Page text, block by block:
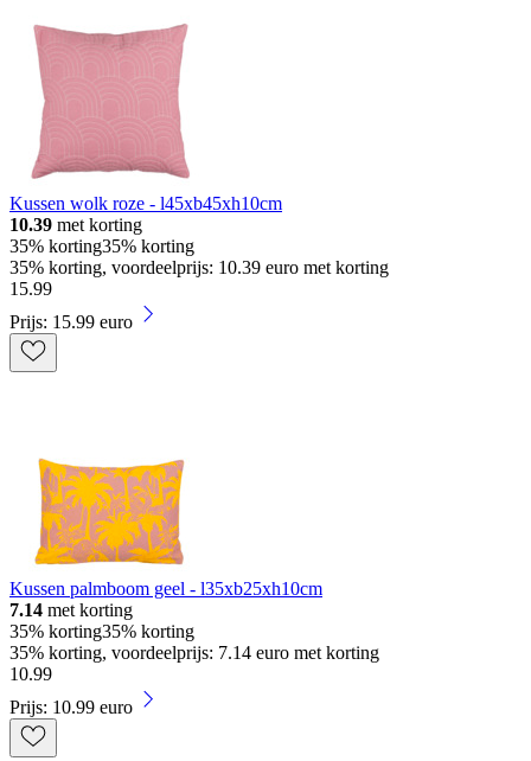
Kussen wolk roze - l45xb45xh10cm
10.39 met korting
35% korting35% korting
35% korting, voordeelprijs: 10.39 euro met korting
15.99
Prijs: 15.99 euro
Kussen palmboom geel - l35xb25xh10cm
7.14 met korting
35% korting35% korting
35% korting, voordeelprijs: 7.14 euro met korting
10.99
Prijs: 10.99 euro